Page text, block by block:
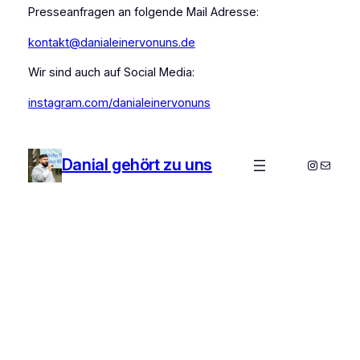
Presseanfragen an folgende Mail Adresse:
kontakt@danialeinervonuns.de
Wir sind auch auf Social Media:
instagram.com/danialeinervonuns
Danial gehört zu uns E-Mail